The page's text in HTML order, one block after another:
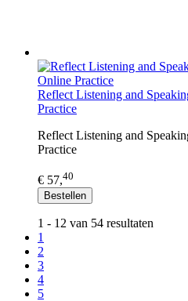
Reflect Listening and
Practice
Reflect Listening and
Practice
€ 57,40
Bestellen
1 - 12 van 54 resultaten
1
2
3
4
5